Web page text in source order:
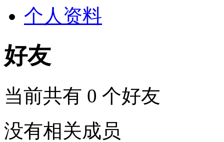
个人资料
好友
当前共有 0 个好友
没有相关成员